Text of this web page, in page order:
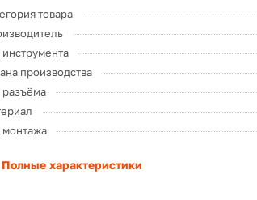
товара
инструмента
производства
разъёма
монтажа
Полные характеристики